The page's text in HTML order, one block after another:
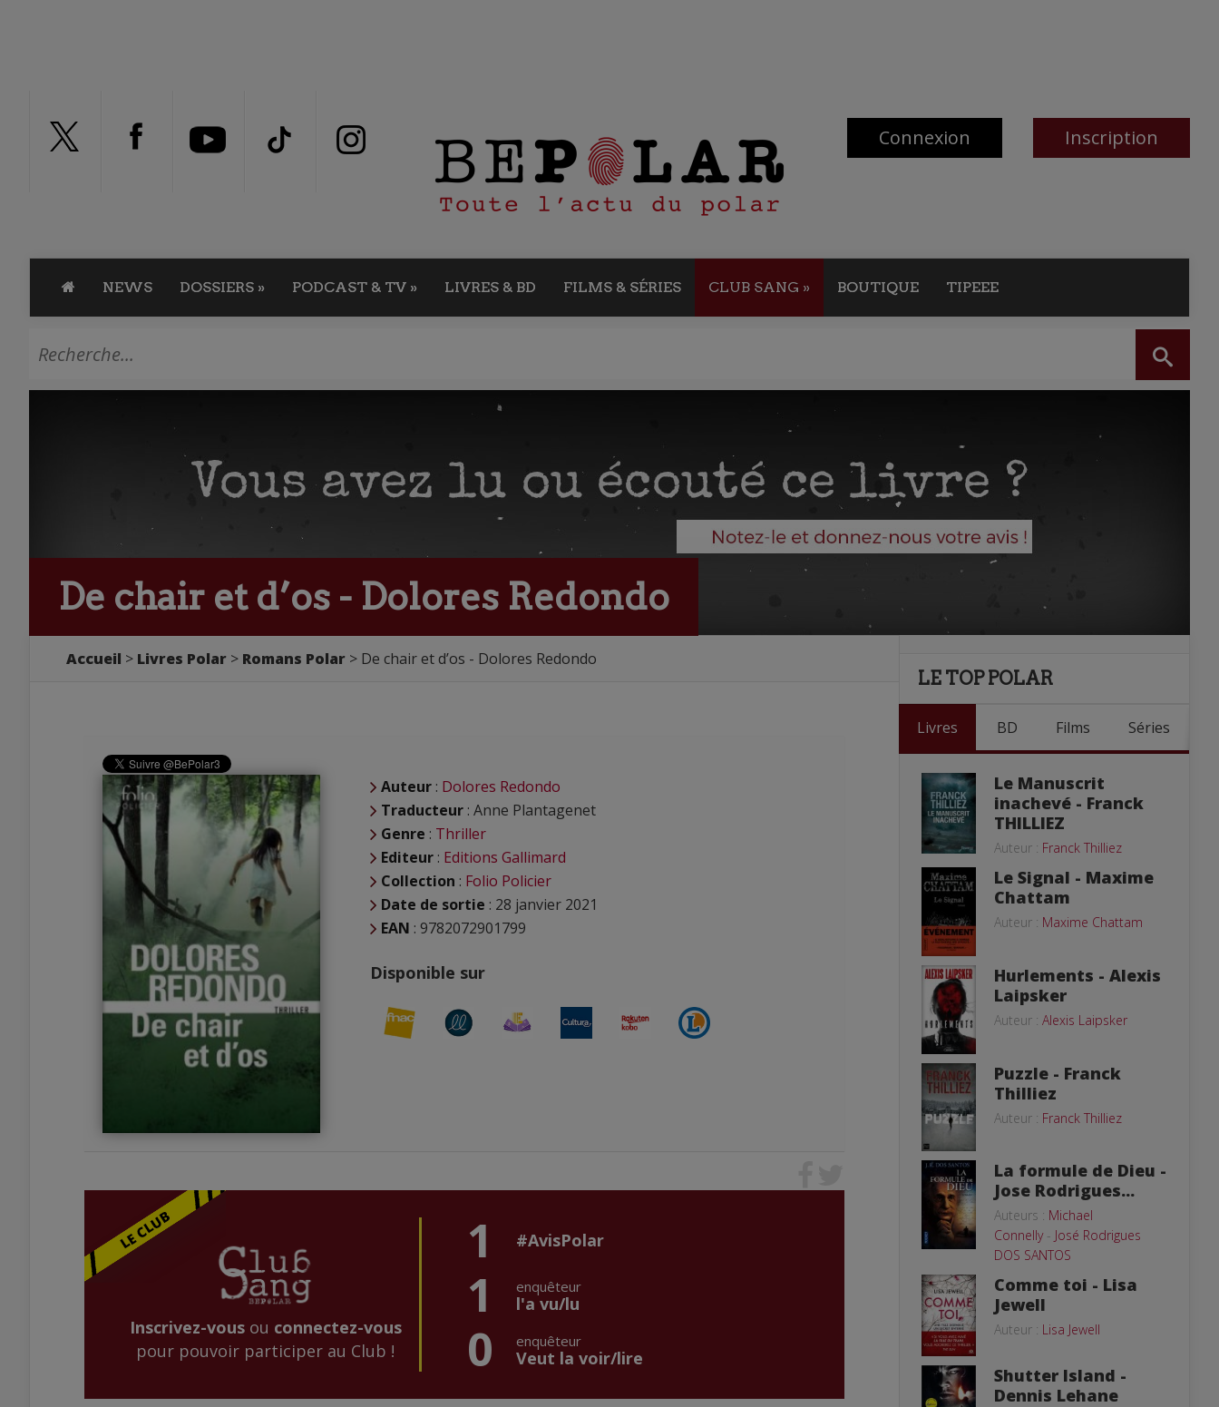
Connexion Inscription
NEWS DOSSIERS » PODCAST & TV » LIVRES & BD FILMS & SÉRIES CLUB SANG » BOUTIQUE TIPEEE
De chair et d’os - Dolores Redondo
Accueil Livres Polar Romans Polar De chair et d’os - Dolores Redondo
Auteur : Dolores Redondo
Traducteur : Anne Plantagenet
Genre : Thriller
Editeur : Editions Gallimard
Collection : Folio Policier
Date de sortie : 28 janvier 2021
EAN : 9782072901799
Disponible sur
Inscrivez-vousou connectez-vous
pour pouvoir participer au Club !
1 #AvisPolar
1 enquêteur
l'a vu/lu
0 enquêteur
Veut la voir/lire
LE TOP POLAR
Livres BD Films Séries
Le Manuscrit
inachevé - Franck
THILLIEZ
Auteur : Franck Thilliez
Le Signal - Maxime
Chattam
Auteur : Maxime Chattam
Hurlements - Alexis
Laipsker
Auteur : Alexis Laipsker
Puzzle - Franck
Thilliez
Auteur : Franck Thilliez
La formule de Dieu -
Jose Rodrigues...
Auteurs : Michael
Connelly- José Rodrigues
DOS SANTOS
Comme toi - Lisa
Jewell
Auteur : Lisa Jewell
Shutter Island -
Dennis Lehane